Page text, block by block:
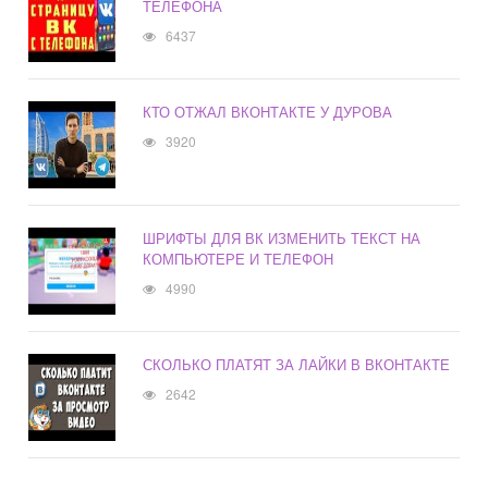
ТЕЛЕФОНА
6437
КТО ОТЖАЛ ВКОНТАКТЕ У ДУРОВА
3920
ШРИФТЫ ДЛЯ ВК ИЗМЕНИТЬ ТЕКСТ НА
КОМПЬЮТЕРЕ И ТЕЛЕФОН
4990
СКОЛЬКО ПЛАТЯТ ЗА ЛАЙКИ В ВКОНТАКТЕ
2642